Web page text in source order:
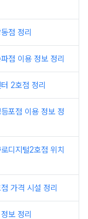
점 정리
점 이용 정보 정리
2호점 정리
포점 이용 정보 정
디지털2호점 위치
가격 시설 정리
보 정리